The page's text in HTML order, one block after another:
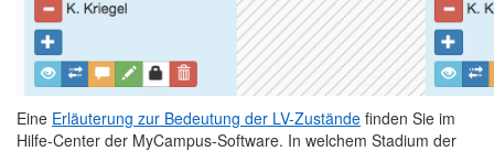
Eine Erläuterung zur Bedeutung der LV-Zustände finden Sie im
Hilfe-Center der MyCampus-Software. In welchem Stadium der